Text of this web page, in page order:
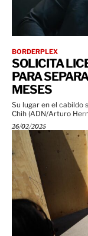
BORDERPLEX
SOLICITA
PARA
MESES
Su lugar en el cabildo será
Chih (ADN/Arturo
26/02/2025